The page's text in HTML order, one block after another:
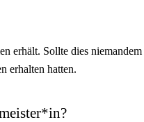
erhält. Sollte dies
erhalten hatten.